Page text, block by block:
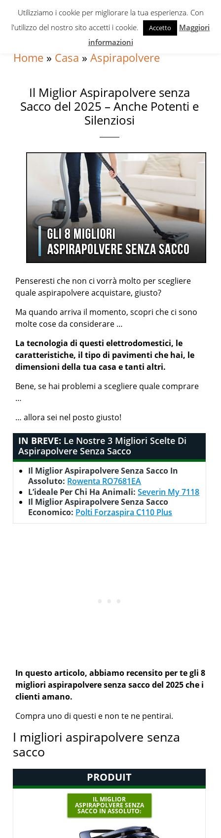
Skip
navigation
Skip
Skip
sidebar
Home » Casa »Aspirapolvere
Il Miglior Aspirapolvere senza
Sacco del 2025 – Anche Potenti e
Silenziosi
Penseresti che non ci vorrà molto per scegliere
quale aspirapolvere acquistare, giusto?
Ma quando arriva il momento, scopri che ci sono
molte cose da considerare …
La tecnologia di questi elettrodomestici, le
caratteristiche, il tipo di pavimenti che hai, le
dimensioni della tua casa e tanti altri.
Bene, se hai problemi a scegliere quale comprare
…
… allora sei nel posto giusto!
IN BREVE: Le Nostre 3 Migliori Scelte Di
Aspirapolvere Senza Sacco
Il Miglior Aspirapolvere Senza Sacco In
Assoluto: Rowenta RO7681EA
L’ideale Per Chi Ha Animali:Severin My 7118
Il Miglior Aspirapolvere Senza Sacco
Economico: Polti Forzaspira C110 Plus
In questo articolo, abbiamo recensito per te gli 8
migliori aspirapolvere senza sacco del 2025 che i
clienti amano.
Compra uno di questi e non te ne pentirai.
I migliori aspirapolvere senza
sacco
PRODUIT
IL MIGLIOR
ASPIRAPOLVERE SENZA
SACCO IN ASSOLUTO:
Utilizziamo i cookie per migliorare la tua esperienza. Con
l'utilizzo del nostro sito accetti i cookie.
Accetto
Maggiori
informazioni